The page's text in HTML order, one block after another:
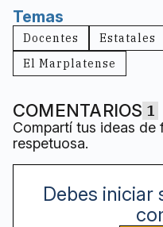
Temas
Docentes Estatales
El Marplatense
COMENTARIOS 1
Compartí tus ideas de
respetuosa.
Debes iniciar